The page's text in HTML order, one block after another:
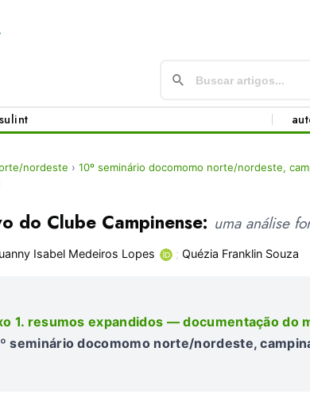
sulint
nordeste › 10º seminário docomomo norte/nordeste,
do Clube Campinense: uma análise
Isabel Medeiros Lopes ;Quézia Franklin Souza
1. resumos expandidos — documentação do
seminário docomomo norte/nordeste,